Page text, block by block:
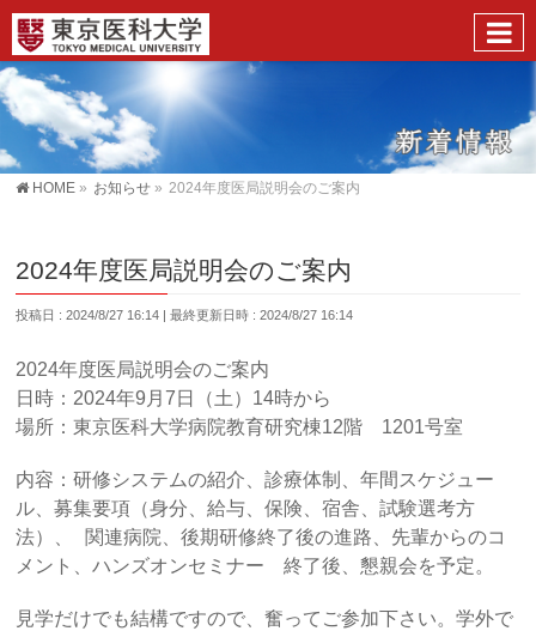
HOME » お知らせ » 2024年度医局説明会のご案内
2024年度医局説明会のご案内
投稿日 : 2024/8/27 16:14 最終更新日時 : 2024/8/27 16:14
2024年度医局説明会のご案内
日時：2024年9月7日（土）14時から
場所：東京医科大学病院教育研究棟12階 1201号室
内容：研修システムの紹介、診療体制、年間スケジュー
ル、募集要項（身分、給与、保険、宿舎、試験選考方
法）、 関連病院、後期研修終了後の進路、先輩からのコ
メント、ハンズオンセミナー 終了後、懇親会を予定。
見学だけでも結構ですので、奮ってご参加下さい。学外で